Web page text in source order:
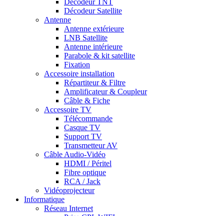
Décodeur Satellite
Antenne
Antenne extérieure
LNB Satellite
Antenne intérieure
Parabole & kit satellite
Fixation
Accessoire installation
Répartiteur & Filtre
Amplificateur & Coupleur
Câble & Fiche
Accessoire TV
Télécommande
Casque TV
Support TV
Transmetteur AV
Câble Audio-Vidéo
HDMI / Péritel
Fibre optique
RCA / Jack
Vidéoprojecteur
Informatique
Réseau Internet